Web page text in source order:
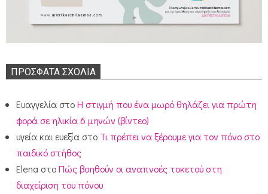
ΠΡΌΣΦΑΤΑ ΣΧΌΛΙΑ
Ευαγγελία στοΗ στιγμή που ένα μωρό θηλάζει για πρώτη
φορά σε ηλικία 6 μηνών (βίντεο)
υγεία και ευεξία στο Τι πρέπει να ξέρουμε για τον πόνο στο
παιδικό στήθος
Elena στοΠώς βοηθούν οι αναπνοές τοκετού στη
διαχείριση του πόνου